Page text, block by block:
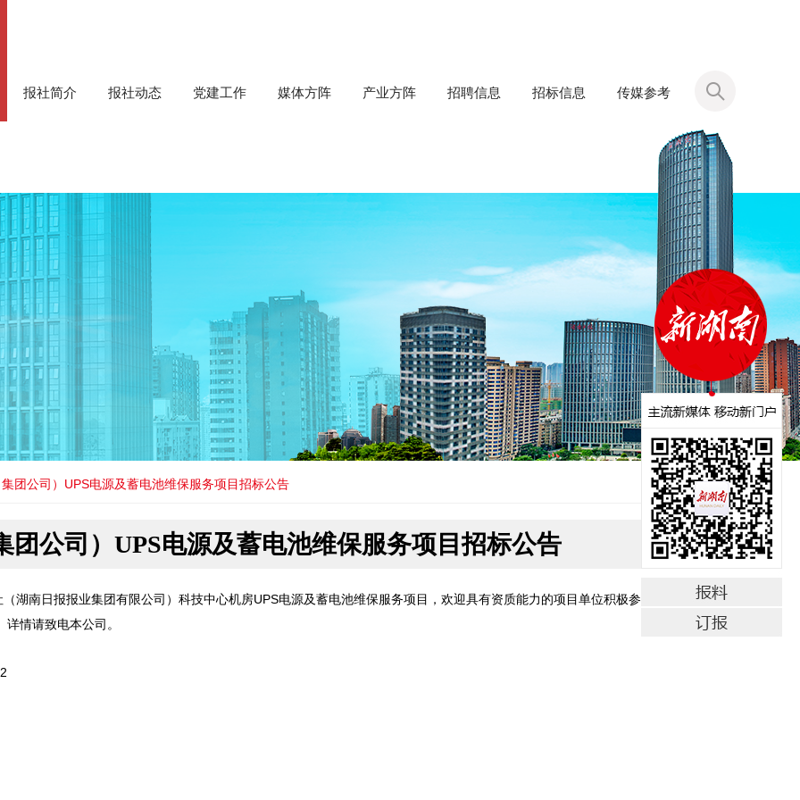
报社简介 报社动态 党建工作 媒体方阵 产业方阵 招聘信息 招标信息 传媒参考
团公司）UPS电源及蓄电池维保服务项目招标公告
团公司）UPS电源及蓄电池维保服务项目招标公告
湖南日报报业集团有限公司）科技中心机房UPS电源及蓄电池维保服务项目，欢迎具有资质能力的项目单位积极参
情请致电本公司。